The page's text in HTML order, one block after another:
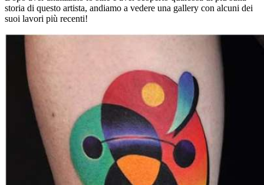
storia di questo artista, andiamo a vedere una gallery con alcuni dei
suoi lavori più recenti!